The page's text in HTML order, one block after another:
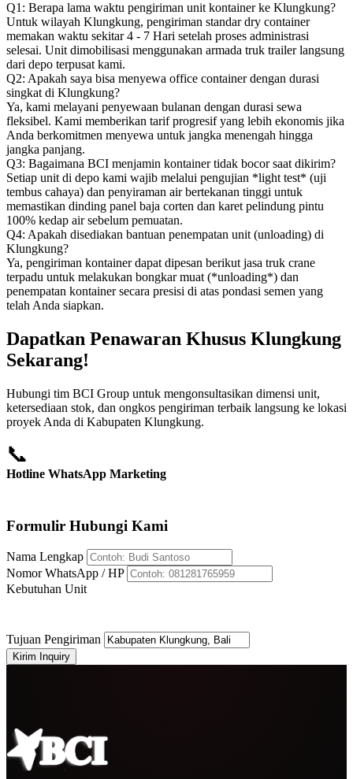
Q1: Berapa lama waktu pengiriman unit kontainer ke Klungkung?
Untuk wilayah Klungkung, pengiriman standar dry container
memakan waktu sekitar 4 - 7 Hari setelah proses administrasi
selesai. Unit dimobilisasi menggunakan armada truk trailer langsung
dari depo terpusat kami.
Q2: Apakah saya bisa menyewa office container dengan durasi
singkat di Klungkung?
Ya, kami melayani penyewaan bulanan dengan durasi sewa
fleksibel. Kami memberikan tarif progresif yang lebih ekonomis jika
Anda berkomitmen menyewa untuk jangka menengah hingga
jangka panjang.
Q3: Bagaimana BCI menjamin kontainer tidak bocor saat dikirim?
Setiap unit di depo kami wajib melalui pengujian *light test* (uji
tembus cahaya) dan penyiraman air bertekanan tinggi untuk
memastikan dinding panel baja corten dan karet pelindung pintu
100% kedap air sebelum pemuatan.
Q4: Apakah disediakan bantuan penempatan unit (unloading) di
Klungkung?
Ya, pengiriman kontainer dapat dipesan berikut jasa truk crane
terpadu untuk melakukan bongkar muat (*unloading*) dan
penempatan kontainer secara presisi di atas pondasi semen yang
telah Anda siapkan.
Dapatkan Penawaran Khusus Klungkung
Sekarang!
Hubungi tim BCI Group untuk mengonsultasikan dimensi unit,
ketersediaan stok, dan ongkos pengiriman terbaik langsung ke lokasi
proyek Anda di Kabupaten Klungkung.
📞
Hotline WhatsApp Marketing
Formulir Hubungi Kami
Nama Lengkap
Nomor WhatsApp / HP
Kebutuhan Unit
Tujuan Pengiriman
Kirim Inquiry